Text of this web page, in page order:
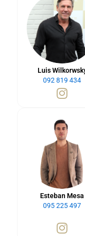
Luis
092 819 434
Esteban Mesa
095 225 497